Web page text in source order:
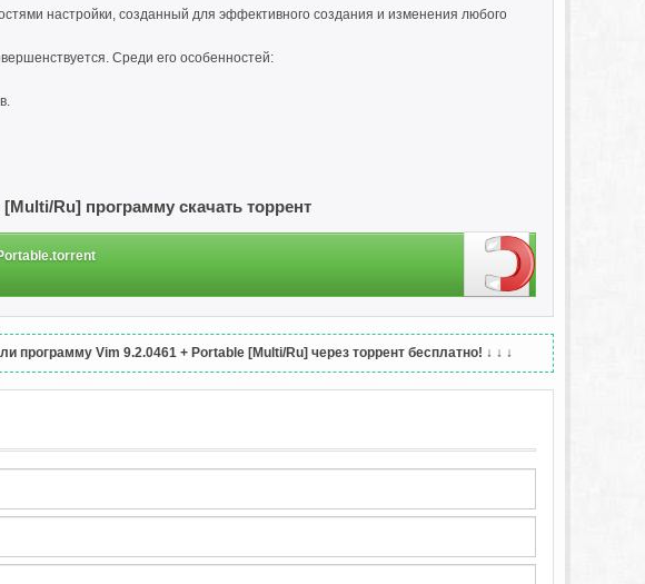
настройки, созданный для эффективного создания и изменения любого
Среди его особенностей:
Ru] программу скачать торрент
программу Vim 9.2.0461 + Portable [Multi/Ru] через торрент бесплатно! ↓ ↓ ↓